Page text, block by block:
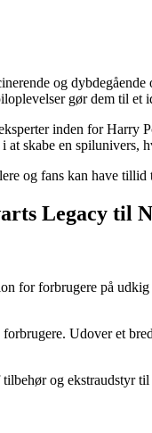
og
gør dem til
inden for Harry
skabe en spilunivers,
og fans kan have
Legacy til
for forbrugere på
Udover et
og